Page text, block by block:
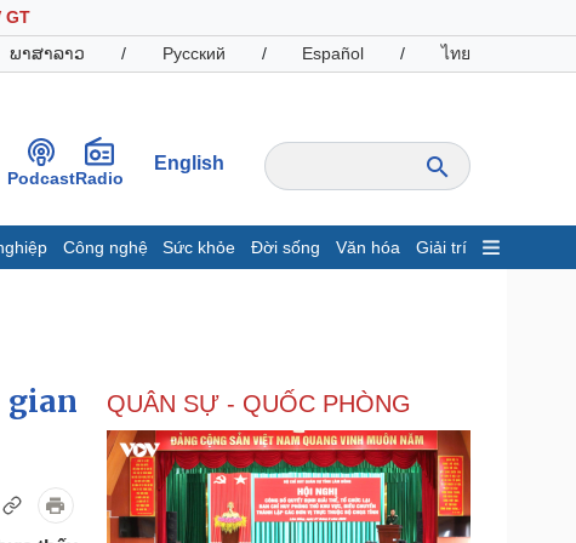
GT
ພາສາລາວ / Русский / Español / ไทย
PodcastRadio
English
Công nghệ Sức khỏe Đời sống Văn hóa Giải trí
Chứng khoán
Giá cà phê
Doanh nghiệp
Thông tin doanh nghiệp
Công nghệ
Sành điệu
QUÂN SỰ - QUỐC PHÒNG